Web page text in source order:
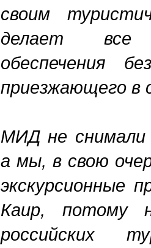
своим
делает все
обеспечения
приезжающего
МИД не снимали
а мы, в свою
экскурсионные
Каир, потому
российских